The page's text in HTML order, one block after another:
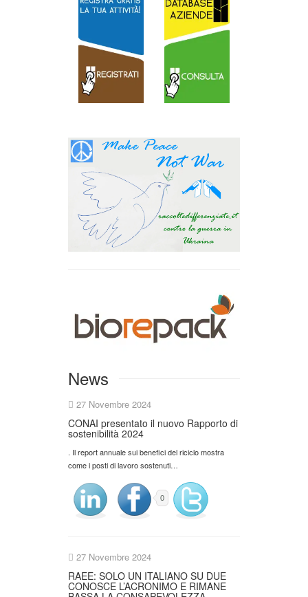
News
27 Novembre 2024
CONAI presentato il nuovo Rapporto di
sostenibilità 2024
. Il report annuale sui benefici del riciclo mostra
come i posti di lavoro sostenuti…
0
27 Novembre 2024
RAEE: SOLO UN ITALIANO SU DUE
CONOSCE L’ACRONIMO E RIMANE